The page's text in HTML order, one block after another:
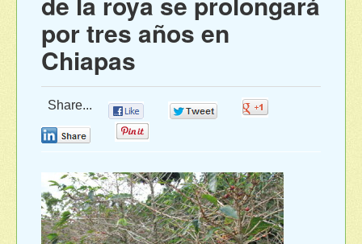
por tres años en
Chiapas
Share...